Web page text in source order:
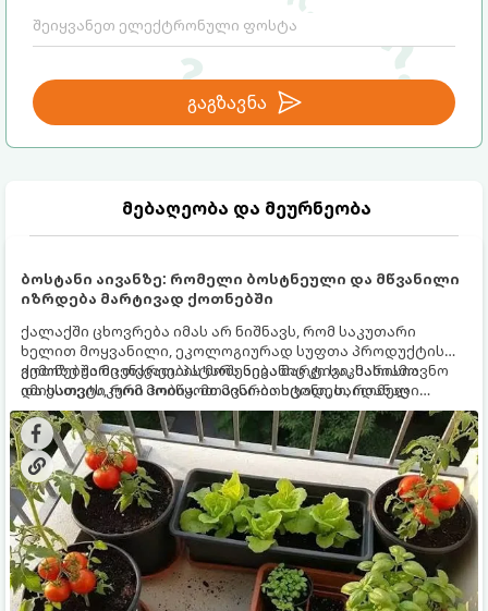
გაგზავნა
მებაღეობა და მეურნეობა
ბოსტანი აივანზე: რომელი ბოსტნეული და მწვანილი
იზრდება მარტივად ქოთნებში
ქალაქში ცხოვრება იმას არ ნიშნავს, რომ საკუთარი
ხელით მოყვანილი, ეკოლოგიურად სუფთა პროდუქტის
გემოზე უარი თქვათ. პატარა აივანიც კი საკმარისია
იმისათვის, რომ მოიწყოთ მინი-ბოსტანი, საიდანაც
ყოველდღიურად ახალ, არომატულ მწვანილსა და
ბოსტნეულს მოკრეფთ.
ქოთნებში მცენარეების მოშენება მარტივი, სასიამოვნო
და ესთეტიკური ჰობია. მთავარია იცოდეთ, რომელი
კულტურები ეგუებიან ქოთნის პირობებს ყველაზე კარგად
და როგორ მოუაროთ მათ სწორად.